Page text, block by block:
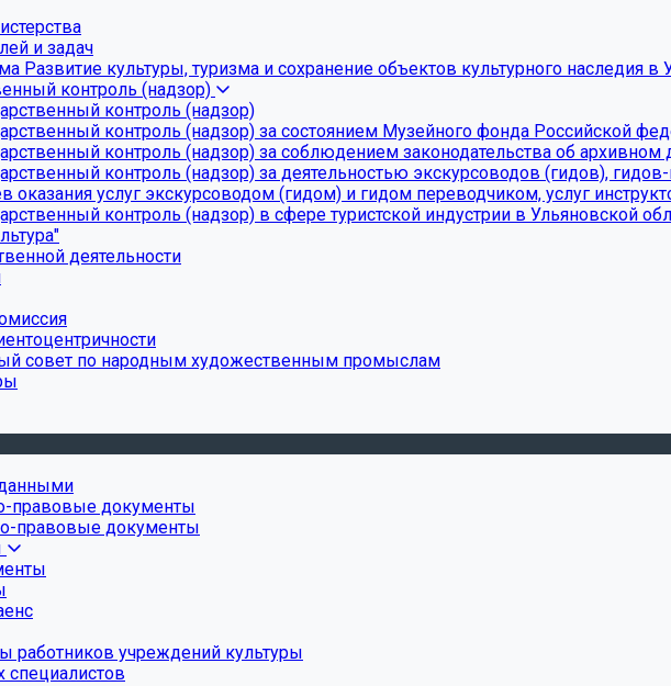
и задач
Развитие культуры, туризма и сохранение объектов культурного наследия в
контроль (надзор)
контроль (надзор)
контроль (надзор) за состоянием Музейного фонда Российской
контроль (надзор) за соблюдением законодательства об архивном
контроль (надзор) за деятельностью экскурсоводов (гидов),
оказания услуг экскурсоводом (гидом) и гидом переводчиком, услуг
контроль (надзор) в сфере туристской индустрии в Ульяновской
деятельности
совет по народным художественным промыслам
правовые документы
правовые документы
работников учреждений культуры